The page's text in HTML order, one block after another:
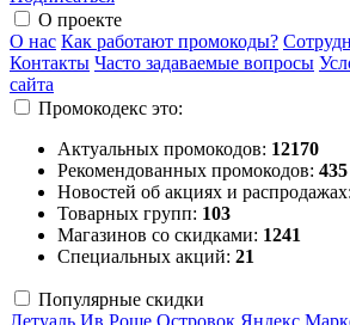
О проекте
О нас Как работают промокоды?
Контакты Часто задаваемые вопросы
сайта
Промокодекс это:
Актуальных промокодов: 12170
Рекомендованных промокодов: 435
Новостей об акциях и распродажах:
Товарных групп: 103
Магазинов со скидками: 1241
Специальных акций: 21
Популярные скидки
Летуаль Ив Роше Островок Яндекс